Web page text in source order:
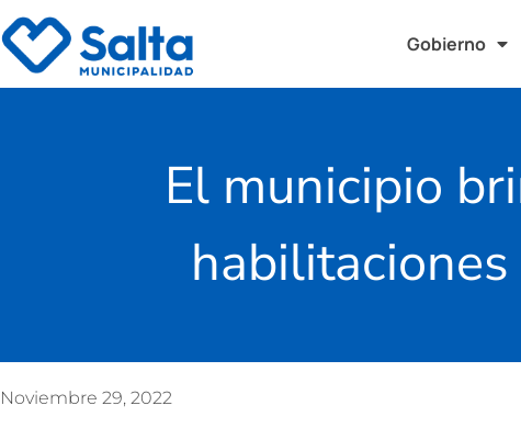
Gobierno
El municipio
Noviembre 29, 2022